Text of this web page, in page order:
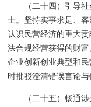
（二十四）引导
士。坚持实事求是、
认识民营经济的重大
法合规经营获得的财
企业创新创业典型和
时批驳澄清错误言论
（二十五）畅通